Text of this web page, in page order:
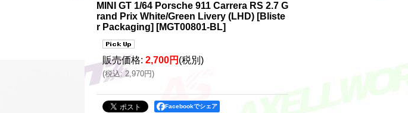
MINI GT 1/64 Porsche 911 Carrera RS 2.7 G
rand Prix White/Green Livery (LHD) [Bliste
r Packaging] [MGT00801-BL]
販売価格: 2,700円 (税別)
(税込: 2,970円)
Facebookでシェア